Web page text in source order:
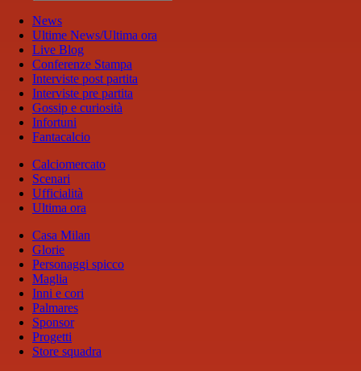
News
Ultime News/Ultima ora
Live Blog
Conferenze Stampa
Interviste post partita
Interviste pre partita
Gossip e curiosità
Infortuni
Fantacalcio
Calciomercato
Scenari
Ufficialità
Ultima ora
Casa Milan
Glorie
Personaggi spicco
Maglia
Inni e cori
Palmares
Sponsor
Progetti
Store squadra